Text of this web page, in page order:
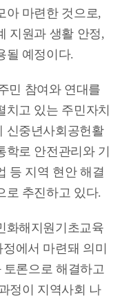
아 마련한 것으로,
지원과 생활 안정,
될 예정이다.
민 참여와 연대를
치고 있는 주민자치
신중년사회공헌활
학로 안전관리와 기
등 지역 현안 해결
로 추진하고 있다.
화해지원기초교육
에서 마련돼 의미
론으로 해결하고
정이 지역사회 나